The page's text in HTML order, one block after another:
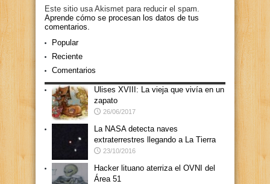
Este sitio usa Akismet para reducir el spam.
Aprende cómo se procesan los datos de tus
comentarios.
Popular
Reciente
Comentarios
Ulises XVIII: La vieja que vivía en un
zapato
26/06/2017
La NASA detecta naves
extraterrestres llegando a La Tierra
23/10/2016
Hacker lituano aterriza el OVNI del
Área 51